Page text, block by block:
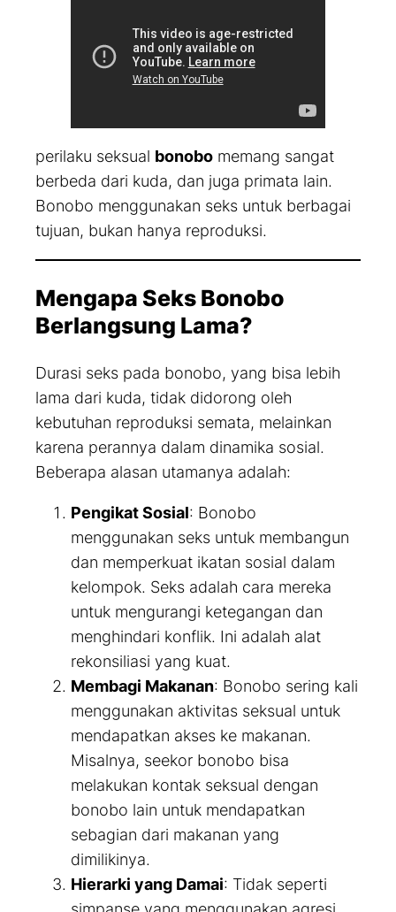
perilaku seksual bonobo memang sangat
berbeda dari kuda, dan juga primata lain.
Bonobo menggunakan seks untuk berbagai
tujuan, bukan hanya reproduksi.
Mengapa Seks Bonobo
Berlangsung Lama?
Durasi seks pada bonobo, yang bisa lebih
lama dari kuda, tidak didorong oleh
kebutuhan reproduksi semata, melainkan
karena perannya dalam dinamika sosial.
Beberapa alasan utamanya adalah:
Pengikat Sosial: Bonobo
menggunakan seks untuk membangun
dan memperkuat ikatan sosial dalam
kelompok. Seks adalah cara mereka
untuk mengurangi ketegangan dan
menghindari konflik. Ini adalah alat
rekonsiliasi yang kuat.
Membagi Makanan: Bonobo sering kali
menggunakan aktivitas seksual untuk
mendapatkan akses ke makanan.
Misalnya, seekor bonobo bisa
melakukan kontak seksual dengan
bonobo lain untuk mendapatkan
sebagian dari makanan yang
dimilikinya.
Hierarki yang Damai: Tidak seperti